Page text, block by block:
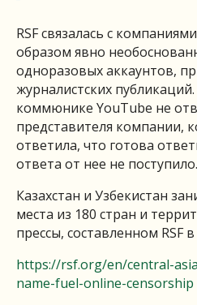
RSF связалась с
образом явно
одноразовых аккаунтов,
журналистских
коммюнике YouTube не
представителя компании,
ответила, что готова
ответа от нее не поступило.
Казахстан и Узбекистан
места из 180 стран и
прессы, составленном RSF в
https://rsf.org/en/central-
name-fuel-online-censorship